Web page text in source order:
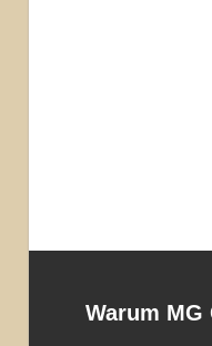
Warum MG